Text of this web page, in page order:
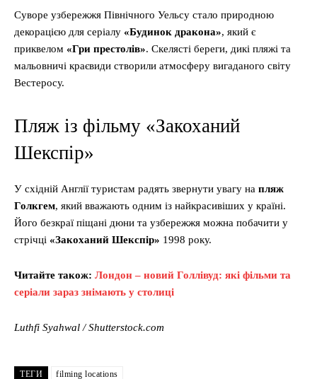
Суворе узбережжя Північного Уельсу стало природною
декорацією для серіалу «Будинок дракона», який є
приквелом «Гри престолів». Скелясті береги, дикі пляжі та
мальовничі краєвиди створили атмосферу вигаданого світу
Вестеросу.
Пляж із фільму «Закоханий
Шекспір»
У східній Англії туристам радять звернути увагу на пляж
Голкгем, який вважають одним із найкрасивіших у країні.
Його безкраї піщані дюни та узбережжя можна побачити у
стрічці «Закоханий Шекспір» 1998 року.
Читайте також: Лондон – новий Голлівуд: які фільми та
серіали зараз знімають у столиці
Luthfi Syahwal / Shutterstock.com
ТЕГИ filming locations